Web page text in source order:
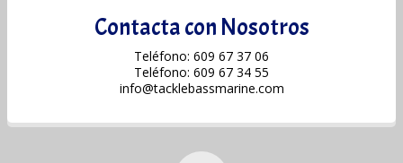
Contacta con Nosotros
Teléfono: 609 67 37 06
Teléfono: 609 67 34 55
info@tacklebassmarine.com